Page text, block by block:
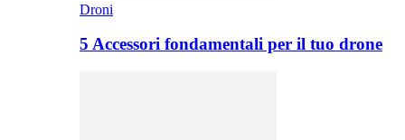
Droni
5 Accessori fondamentali per il tuo drone